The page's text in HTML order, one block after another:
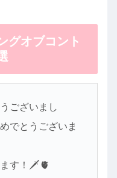
グオブコント
ございまし
でとうございま
ます！🗡️🫀